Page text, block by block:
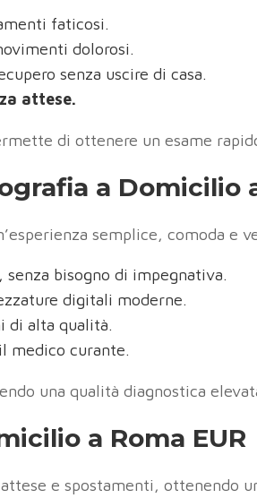
faticosi.
dolorosi.
senza uscire di casa.
attese.
di ottenere un esame
a Domicilio
semplice, comoda e
bisogno di impegnativa.
digitali moderne.
di alta qualità.
medico curante.
una qualità diagnostica
a Roma EUR
e spostamenti, ottenendo